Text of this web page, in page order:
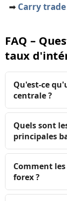
➡️ Carry
FAQ –
taux
Qu'est-ce
centrale ?
Quels sont
principales
Comment
forex ?